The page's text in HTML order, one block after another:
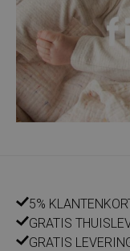
5%
GRATIS
GRATIS